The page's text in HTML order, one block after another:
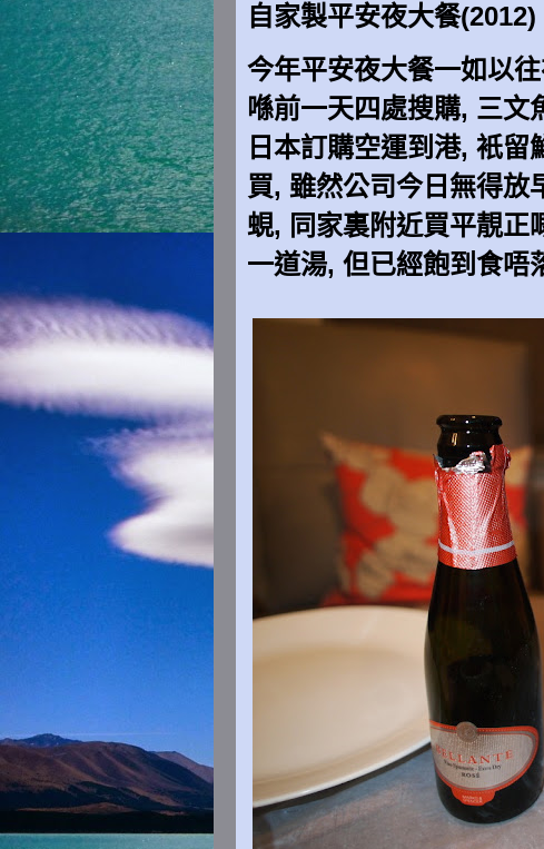
自家製平安夜大餐(2012)
今年平安夜大餐一如以
喺前一天四處搜購, 三文
日本訂購空運到港, 衹
買, 雖然公司今日無得
蜆, 同家裏附近買平靚正
一道湯, 但已經飽到食唔